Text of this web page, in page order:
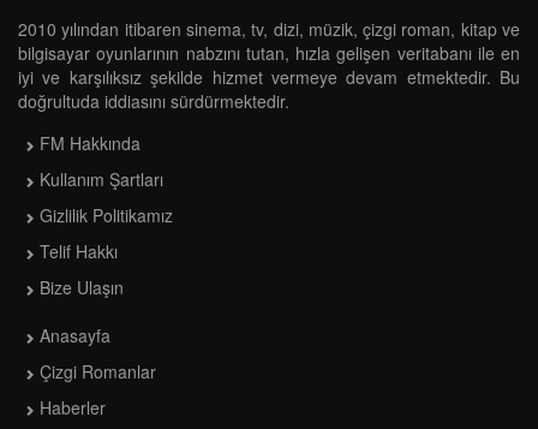
2010 yılından itibaren sinema, tv, dizi, müzik, çizgi roman, kitap ve
bilgisayar oyunlarının nabzını tutan, hızla gelişen veritabanı ile en
iyi ve karşılıksız şekilde hizmet vermeye devam etmektedir. Bu
doğrultuda iddiasını sürdürmektedir.
FM Hakkında
Kullanım Şartları
Gizlilik Politikamız
Telif Hakkı
Bize Ulaşın
Anasayfa
Çizgi Romanlar
Haberler